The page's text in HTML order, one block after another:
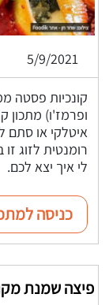
5/9/2021
קונכיות פסטה
ופרמז'ו) מתכון
איטלקי או
רומנטית לזוג
לי איך יצא לכם.
כניסה
פיצה שמנת